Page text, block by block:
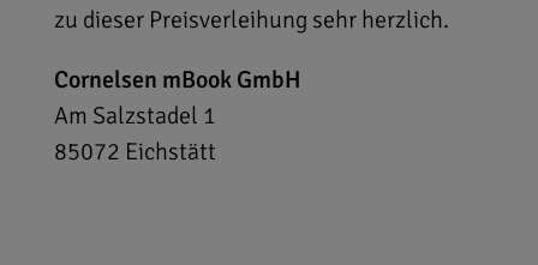
zu dieser Preisverleihung sehr herzlich.
Cornelsen mBook GmbH
Am Salzstadel 1
85072 Eichstätt